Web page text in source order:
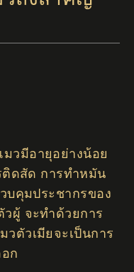
new window)
(opens in new window)
วมีอายุอย่างน้อย
ติดสัด การทำหมัน
บคุมประชากรของ
ผู้ จะทำด้วยการ
ตัวเมียจะเป็นการ
ก